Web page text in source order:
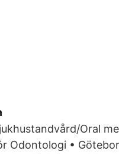
Oral
Odontologi •